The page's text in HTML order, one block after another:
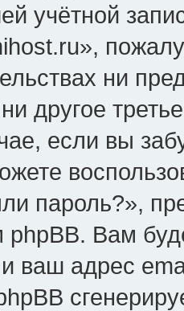
учётной
ни
другое
если вы
пароль?»,
phpBB. Вам
ваш адрес